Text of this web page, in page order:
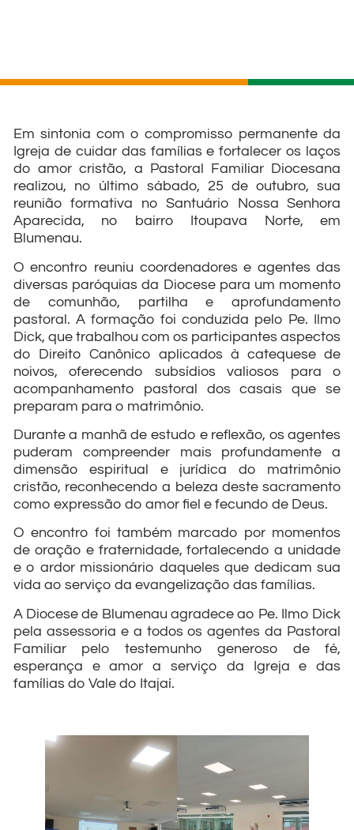
Em sintonia com o compromisso permanente da
Igreja de cuidar das famílias e fortalecer os laços
do amor cristão, a Pastoral Familiar Diocesana
realizou, no último sábado, 25 de outubro, sua
reunião formativa no Santuário Nossa Senhora
Aparecida, no bairro Itoupava Norte, em
Blumenau.
O encontro reuniu coordenadores e agentes das
diversas paróquias da Diocese para um momento
de comunhão, partilha e aprofundamento
pastoral. A formação foi conduzida pelo Pe. Ilmo
Dick, que trabalhou com os participantes aspectos
do Direito Canônico aplicados à catequese de
noivos, oferecendo subsídios valiosos para o
acompanhamento pastoral dos casais que se
preparam para o matrimônio.
Durante a manhã de estudo e reflexão, os agentes
puderam compreender mais profundamente a
dimensão espiritual e jurídica do matrimônio
cristão, reconhecendo a beleza deste sacramento
como expressão do amor fiel e fecundo de Deus.
O encontro foi também marcado por momentos
de oração e fraternidade, fortalecendo a unidade
e o ardor missionário daqueles que dedicam sua
vida ao serviço da evangelização das famílias.
A Diocese de Blumenau agradece ao Pe. Ilmo Dick
pela assessoria e a todos os agentes da Pastoral
Familiar pelo testemunho generoso de fé,
esperança e amor a serviço da Igreja e das
famílias do Vale do Itajaí.